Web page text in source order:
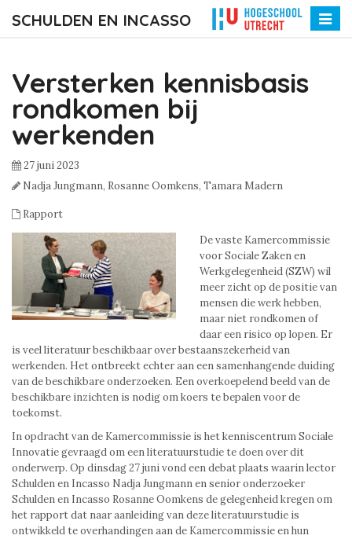
SCHULDEN EN INCASSO
Toggle
Versterken kennisbasis
rondkomen bij
werkenden
27 juni 2023
Nadja Jungmann, Rosanne Oomkens, Tamara Madern
Rapport
De vaste Kamercommissie
voor Sociale Zaken en
Werkgelegenheid (SZW) wil
meer zicht op de positie van
mensen die werk hebben,
maar niet rondkomen of
daar een risico op lopen. Er
is veel literatuur beschikbaar over bestaanszekerheid van
werkenden. Het ontbreekt echter aan een samenhangende duiding
van de beschikbare onderzoeken. Een overkoepelend beeld van de
beschikbare inzichten is nodig om koers te bepalen voor de
toekomst.
In opdracht van de Kamercommissie is het kenniscentrum Sociale
Innovatie gevraagd om een literatuurstudie te doen over dit
onderwerp. Op dinsdag 27 juni vond een debat plaats waarin lector
Schulden en Incasso Nadja Jungmann en senior onderzoeker
Schulden en Incasso Rosanne Oomkens de gelegenheid kregen om
het rapport dat naar aanleiding van deze literatuurstudie is
ontwikkeld te overhandingen aan de Kamercommissie en hun